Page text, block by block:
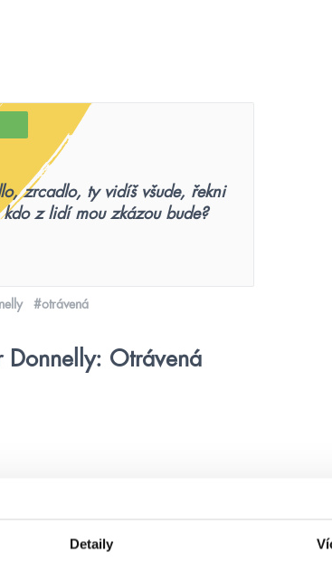
Detaily
zrcadlo, ty vidíš všude, řekni
z lidí mou zkázou bude?
#otrávená
Donnelly: Otrávená